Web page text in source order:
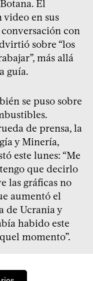
El
en sus
con
sobre “los
más allá
guía.
se puso sobre
de prensa, la
y Minería,
este lunes: “Me
que decirlo
las gráficas no
aumentó el
de Ucrania y
habido este
momento”.